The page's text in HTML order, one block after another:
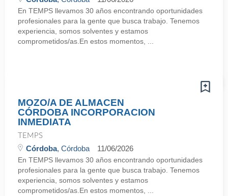
En TEMPS llevamos 30 años encontrando oportunidades
profesionales para la gente que busca trabajo. Tenemos
experiencia, somos solventes y estamos
comprometidos/as.En estos momentos, ...
MOZO/A DE ALMACEN
CÓRDOBA INCORPORACION
INMEDIATA
TEMPS
Córdoba, Córdoba 11/06/2026
En TEMPS llevamos 30 años encontrando oportunidades
profesionales para la gente que busca trabajo. Tenemos
experiencia, somos solventes y estamos
comprometidos/as.En estos momentos, ...